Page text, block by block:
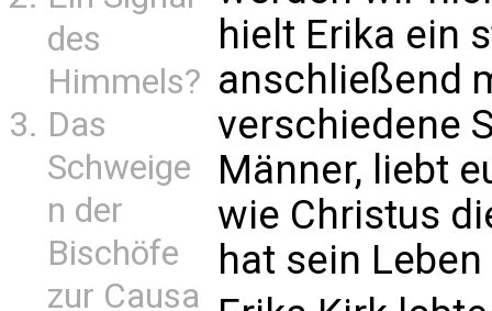
des
Himmels?
Das
Schweige
n der
Bischöfe
zur Causa
hielt Erika ein
anschließend
verschiedene
Männer, liebt
wie Christus
hat sein